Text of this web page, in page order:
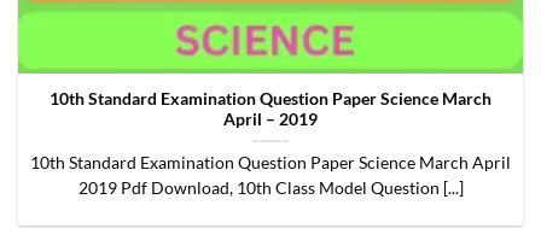
10th Standard Examination Question Paper Science March
April – 2019
10th Standard Examination Question Paper Science March April
2019 Pdf Download, 10th Class Model Question [...]